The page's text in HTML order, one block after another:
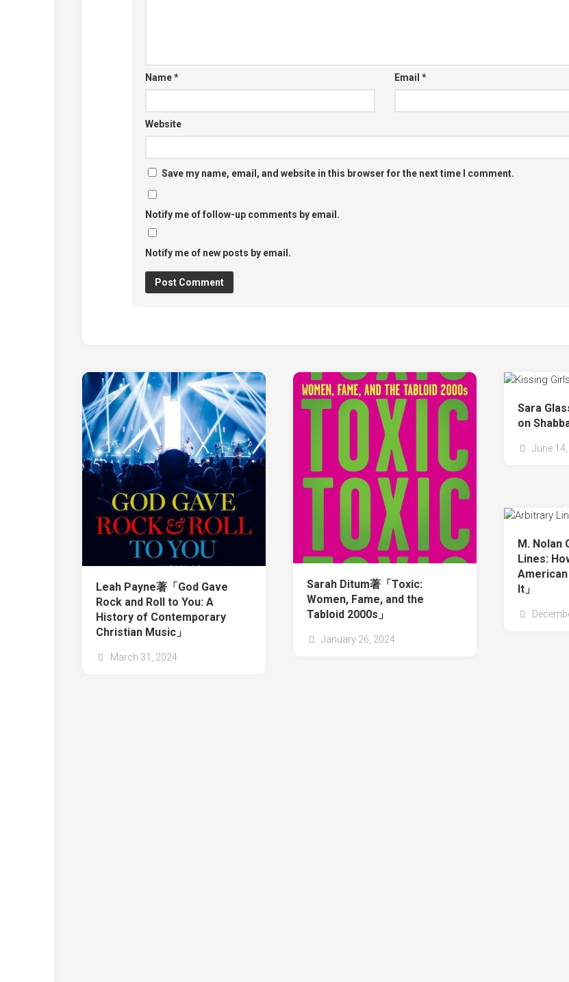
Name* Email *
Website
Save my name, email, and website in this browser for the next time I comment.
Notify me of follow-up comments by email.
Notify me of new posts by email.
Leah Payne著「God Gave
Rock and Roll to You: A
History of Contemporary
Christian Music」
March 31, 2024
Sarah Ditum著「Toxic:
Women, Fame, and the
Tabloid 2000s」
January 26, 2024
Sara
on
June
M. Nolan
Lines:
American
It」